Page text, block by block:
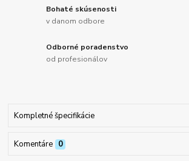
Bohaté skúsenosti
v danom odbore
Odborné poradenstvo
od profesionálov
Kompletné špecifikácie
Komentáre 0